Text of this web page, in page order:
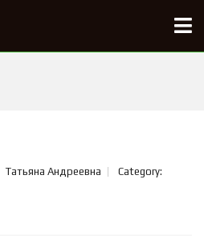
Татьяна Андреевна Category: